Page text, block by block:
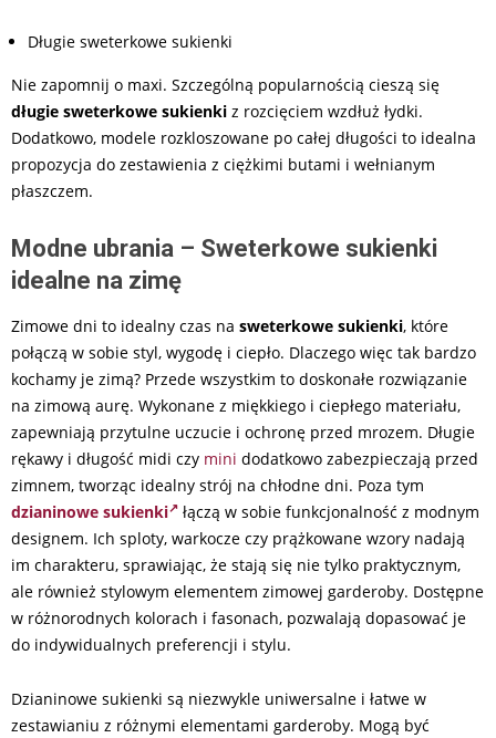
Długie sweterkowe sukienki
Nie zapomnij o maxi. Szczególną popularnością cieszą się
długie sweterkowe sukienki z rozcięciem wzdłuż łydki.
Dodatkowo, modele rozkloszowane po całej długości to idealna
propozycja do zestawienia z ciężkimi butami i wełnianym
płaszczem.
Modne ubrania – Sweterkowe sukienki
idealne na zimę
Zimowe dni to idealny czas na sweterkowe sukienki, które
połączą w sobie styl, wygodę i ciepło. Dlaczego więc tak bardzo
kochamy je zimą? Przede wszystkim to doskonałe rozwiązanie
na zimową aurę. Wykonane z miękkiego i ciepłego materiału,
zapewniają przytulne uczucie i ochronę przed mrozem. Długie
rękawy i długość midi czy mini dodatkowo zabezpieczają przed
zimnem, tworząc idealny strój na chłodne dni. Poza tym
dzianinowe sukienki
łączą w sobie funkcjonalność z modnym
designem. Ich sploty, warkocze czy prążkowane wzory nadają
im charakteru, sprawiając, że stają się nie tylko praktycznym,
ale również stylowym elementem zimowej garderoby. Dostępne
w różnorodnych kolorach i fasonach, pozwalają dopasować je
do indywidualnych preferencji i stylu.
Dzianinowe sukienki są niezwykle uniwersalne i łatwe w
zestawianiu z różnymi elementami garderoby. Mogą być